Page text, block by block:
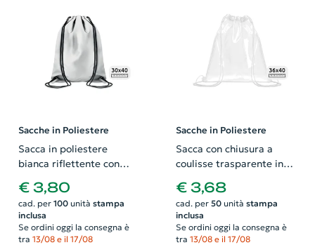
Sacche in Poliestere
Sacca in poliestere
bianca riflettente con
30x40cm
€ 3,80
cad. per 100unità stampa
inclusa
Se ordini oggi la consegna è
tra 13/08 e il 17/08
Sacche in Poliestere
Sacca con chiusura a
coulisse trasparente in
€ 3,68
cad. per 50unità stampa
inclusa
Se ordini oggi la consegna è
tra 13/08 e il 17/08